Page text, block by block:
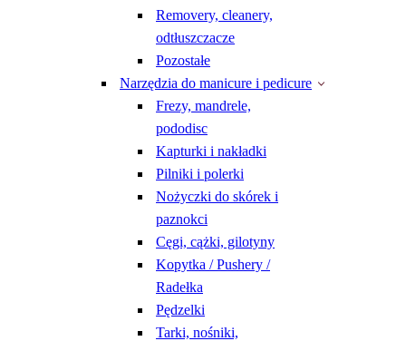
Removery, cleanery,
odtłuszczacze
Pozostałe
Narzędzia do manicure i pedicure
Frezy, mandrele,
pododisc
Kapturki i nakładki
Pilniki i polerki
Nożyczki do skórek i
paznokci
Cęgi, cążki, gilotyny
Kopytka / Pushery /
Radełka
Pędzelki
Tarki, nośniki,